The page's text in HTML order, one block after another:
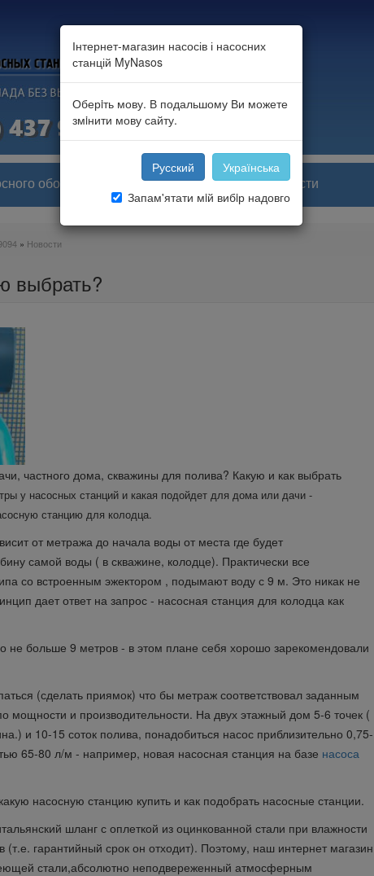
оборудования Портфолио и новости
» Новости
выбрать?
частного дома, скважины для полива? Какую и как выбрать
у насосных станций и какая подойдет для дома или дачи -
станцию для колодца.
от метража до начала воды от места где будет
самой воды ( в скважине, колодце). Практически все
со встроенным эжектором , подымают воду с 9 м. Это никак не
дает ответ на запрос - насосная станция для колодца как
не больше 9 метров - в этом плане себя хорошо зарекомендовали
(сделать приямок) что бы метраж соответствовал заданным
мощности и производительности. На двух этажный дом 5-6 точек (
и 10-15 соток полива, понадобиться насос приблизительно 0,75-
65-80 л/м - например, новая насосная станция на базе насоса
насосную станцию купить и как подобрать насосные станции.
шланг с оплеткой из оцинкованной стали при влажности
гарантийный срок он отходит). Поэтому, наш интернет магазин
стали,абсолютно неподвереженный атмосферным
Інтернет-магазин насосів і насосних
станцій MyNasos
Оберiть мову. В подальшому Ви можете
змiнити мову сайту.
Русский
Українська
Запам'ятати мiй вибiр надовго